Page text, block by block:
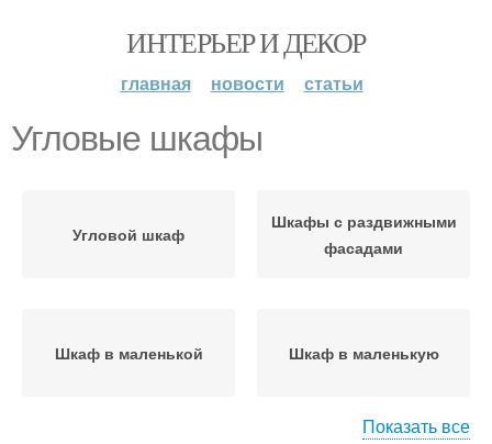
ИНТЕРЬЕР И ДЕКОР
главная новости статьи
Угловые шкафы
Угловой шкаф
Шкафы с раздвижными
фасадами
Шкаф в маленькой Шкаф в маленькую
Показать все